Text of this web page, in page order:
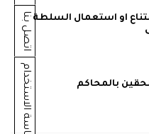
او استعمال السلطة
بالمحاكم
اتصل بنا
سياسة الاستخدام